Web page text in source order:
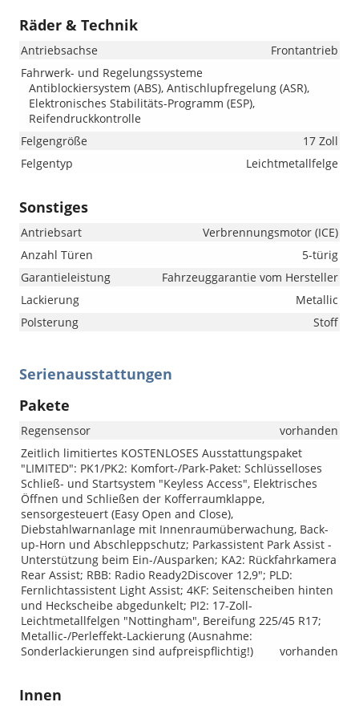
Räder & Technik
Antriebsachse
Frontantrieb
Fahrwerk- und Regelungssysteme
Antiblockiersystem (ABS), Antischlupfregelung (ASR),
Elektronisches Stabilitäts-Programm (ESP),
Reifendruckkontrolle
Felgengröße
17 Zoll
Felgentyp
Leichtmetallfelge
Sonstiges
Antriebsart
Verbrennungsmotor (ICE)
Anzahl Türen
5-türig
Garantieleistung
Fahrzeuggarantie vom Hersteller
Lackierung
Metallic
Polsterung
Stoff
Serienausstattungen
Pakete
Regensensor
vorhanden
Zeitlich limitiertes KOSTENLOSES Ausstattungspaket
"LIMITED": PK1/PK2: Komfort-/Park-Paket: Schlüsselloses
Schließ- und Startsystem "Keyless Access", Elektrisches
Öffnen und Schließen der Kofferraumklappe,
sensorgesteuert (Easy Open and Close),
Diebstahlwarnanlage mit Innenraumüberwachung, Back-
up-Horn und Abschleppschutz; Parkassistent Park Assist -
Unterstützung beim Ein-/Ausparken; KA2: Rückfahrkamera
Rear Assist; RBB: Radio Ready2Discover 12,9"; PLD:
Fernlichtassistent Light Assist; 4KF: Seitenscheiben hinten
und Heckscheibe abgedunkelt; PI2: 17-Zoll-
Leichtmetallfelgen "Nottingham", Bereifung 225/45 R17;
Metallic-/Perleffekt-Lackierung (Ausnahme:
Sonderlackierungen sind aufpreispflichtig!)
vorhanden
Innen